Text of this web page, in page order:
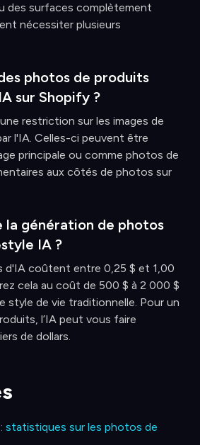
des surfaces complètement
nécessiter plusieurs
photos de produits
sur Shopify ?
restriction sur les images de
l'IA. Celles-ci peuvent être
principale ou comme photos de
aux côtés de photos sur
la génération de photos
IA ?
d'IA coûtent entre 0,25 $ et 1,00
cela au coût de 500 $ à 2 000 $
style de vie traditionnelle. Pour un
l’IA peut vous faire
de dollars.
statistiques sur les photos de